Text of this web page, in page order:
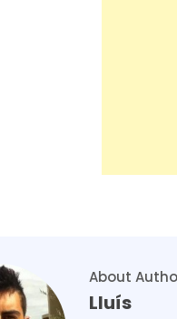
About
Lluís